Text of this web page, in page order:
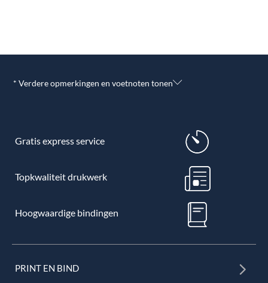
* Verdere opmerkingen en voetnoten tonen
Gratis express service
Topkwaliteit drukwerk
Hoogwaardige bindingen
PRINT EN BIND